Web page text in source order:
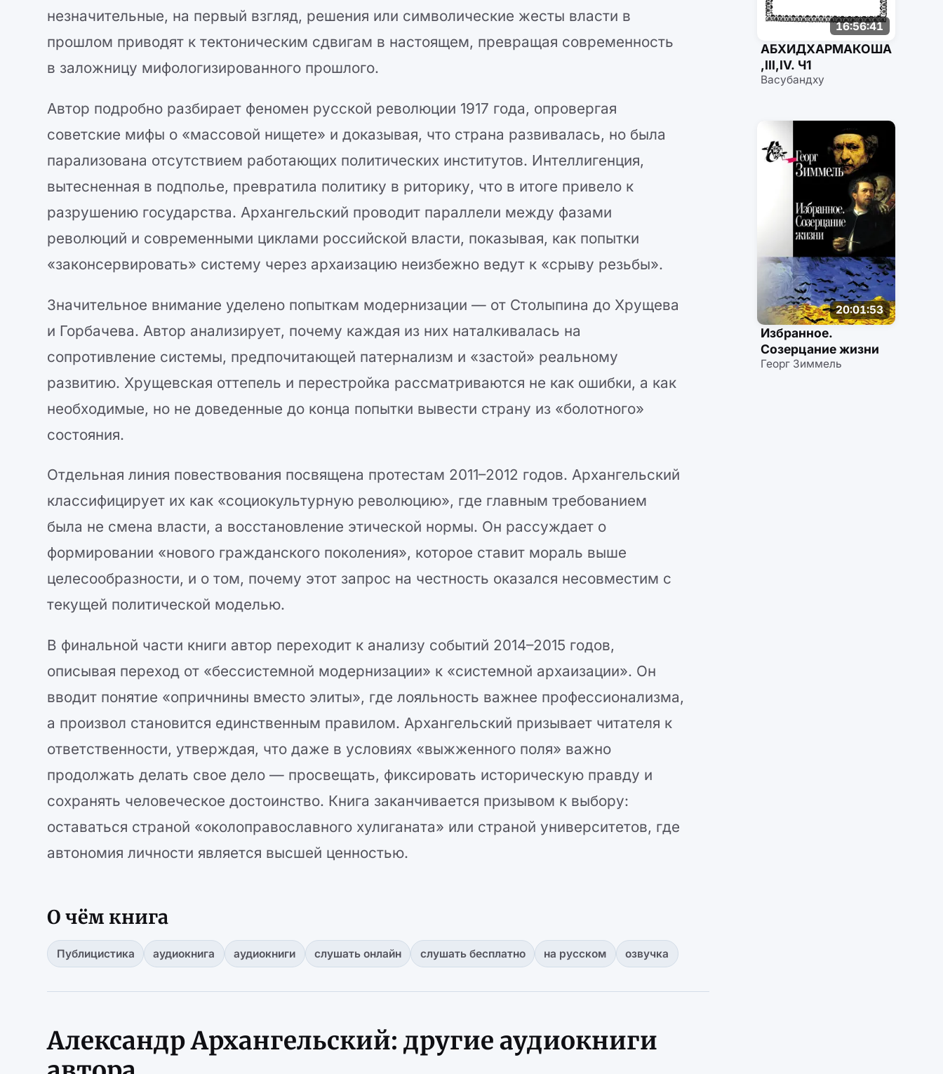
незначительные, на первый взгляд, решения или символические жесты власти в
прошлом приводят к тектоническим сдвигам в настоящем, превращая современность
в заложницу мифологизированного прошлого.
Автор подробно разбирает феномен русской революции 1917 года, опровергая
советские мифы о «массовой нищете» и доказывая, что страна развивалась, но была
парализована отсутствием работающих политических институтов. Интеллигенция,
вытесненная в подполье, превратила политику в риторику, что в итоге привело к
разрушению государства. Архангельский проводит параллели между фазами
революций и современными циклами российской власти, показывая, как попытки
«законсервировать» систему через архаизацию неизбежно ведут к «срыву резьбы».
Значительное внимание уделено попыткам модернизации — от Столыпина до Хрущева
и Горбачева. Автор анализирует, почему каждая из них наталкивалась на
сопротивление системы, предпочитающей патернализм и «застой» реальному
развитию. Хрущевская оттепель и перестройка рассматриваются не как ошибки, а как
необходимые, но не доведенные до конца попытки вывести страну из «болотного»
состояния.
Отдельная линия повествования посвящена протестам 2011–2012 годов. Архангельский
классифицирует их как «социокультурную революцию», где главным требованием
была не смена власти, а восстановление этической нормы. Он рассуждает о
формировании «нового гражданского поколения», которое ставит мораль выше
целесообразности, и о том, почему этот запрос на честность оказался несовместим с
текущей политической моделью.
В финальной части книги автор переходит к анализу событий 2014–2015 годов,
описывая переход от «бессистемной модернизации» к «системной архаизации». Он
вводит понятие «опричнины вместо элиты», где лояльность важнее профессионализма,
а произвол становится единственным правилом. Архангельский призывает читателя к
ответственности, утверждая, что даже в условиях «выжженного поля» важно
продолжать делать свое дело — просвещать, фиксировать историческую правду и
сохранять человеческое достоинство. Книга заканчивается призывом к выбору:
оставаться страной «околоправославного хулиганата» или страной университетов, где
автономия личности является высшей ценностью.
О чём книга
Публицистика аудиокнига аудиокниги слушать онлайн слушать бесплатно на русском озвучка
Александр Архангельский: другие аудиокниги
16:56:41
АБХИДХАРМАКОША
,III,IV. Ч1
Васубандху
20:01:53
Избранное.
Созерцание жизни
Георг Зиммель